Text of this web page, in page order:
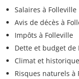
Salaires à Folleville
Avis de décès à
Impôts à Folleville
Dette et budget de
Climat et
Risques naturels à